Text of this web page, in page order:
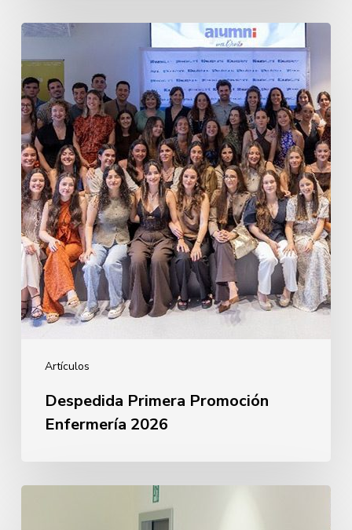
Artículos
Despedida
Promoción
Enfermería
2026
Despedida Primera Promoción
Enfermería 2026